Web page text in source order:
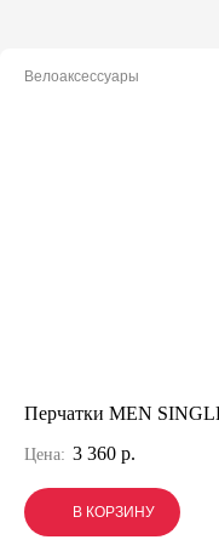
Велоаксессуары
Перчатки MEN
Цена: 3 360 р.
В КОРЗИНУ
В КОРЗИНУ
В КОРЗИНУ